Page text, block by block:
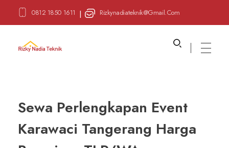
0812 1850 1611 | Rizkynadiateknik@gmail.com
Sewa Perlengkapan Event
Karawaci Tangerang Harga